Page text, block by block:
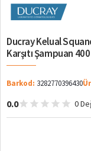
Ducray Kelual
Karşıtı Şampuan
Barkod: 3282770396430
0.0 0